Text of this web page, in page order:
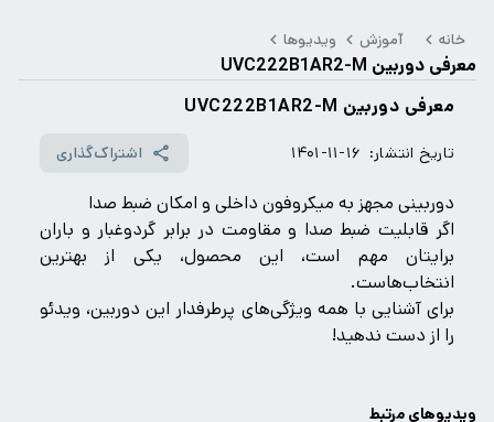
خانه آموزش ویدیوها
معرفی دوربین UVC222B1AR2-M
معرفی دوربین UVC222B1AR2-M
تاریخ انتشار: ۱۴۰۱-۱۱-۱۶ اشتراک‌گذاری
دوربینی مجهز به میکروفون داخلی و امکان ضبط صدا
اگر قابلیت ضبط صدا و مقاومت در برابر گردوغبار و باران
برایتان مهم است، این محصول، یکی از بهترین
انتخاب‌هاست.
برای آشنایی با همه ویژگی‌های پرطرفدار این دوربین، ویدئو
را از دست ندهید!
ویدیوهای مرتبط